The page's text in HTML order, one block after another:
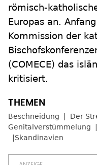
römisch-
Europas an.
Kommission der
(COMECE) das
kritisiert.
Beschneidung
Der
Genitalverstümmelung
Skandinavien